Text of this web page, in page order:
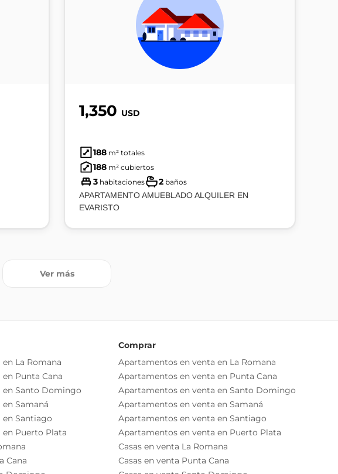
1,350 USD
188 m² totales
188 m² cubiertos
3 habitaciones 2 baños
APARTAMENTO AMUEBLADO ALQUILER EN
EVARISTO
Ver más
La Romana
Punta Cana
Santo Domingo
Samaná
Santiago
Puerto Plata
Cana
Comprar
Apartamentos en venta en La Romana
Apartamentos en venta en Punta Cana
Apartamentos en venta en Santo Domingo
Apartamentos en venta en Samaná
Apartamentos en venta en Santiago
Apartamentos en venta en Puerto Plata
Casas en venta La Romana
Casas en venta Punta Cana